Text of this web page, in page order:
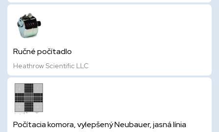
Ručné počítadlo
Heathrow Scientific LLC
Počítacia komora, vylepšený Neubauer, jasná línia